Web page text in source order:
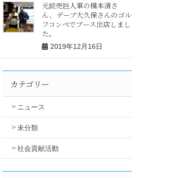
元読売巨人軍の橋本清さ
ん、デーブ大久保さんのゴル
フコンペでブース出店しまし
た。
2019年12月16日
カテゴリー
ニュース
未分類
社会貢献活動